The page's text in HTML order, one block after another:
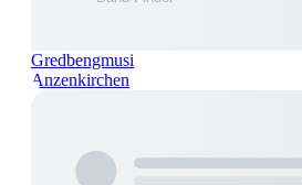
Gredbengmusi
Anzenkirchen